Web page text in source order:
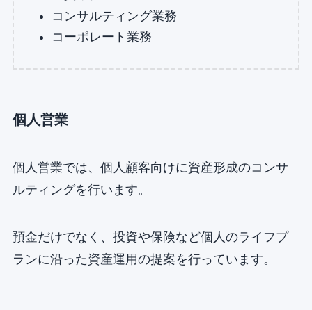
コンサルティング業務
コーポレート業務
個人営業
個人営業では、個人顧客向けに資産形成のコンサ
ルティングを行います。
預金だけでなく、投資や保険など個人のライフプ
ランに沿った資産運用の提案を行っています。